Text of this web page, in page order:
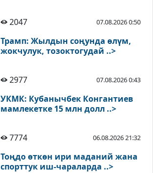
2047 07.08.2026 0:50
Трамп: Жылдын соңунда өлүм,
жокчулук, тозоктогудай ..>
2977 07.08.2026 0:43
УКМК: Кубанычбек Конгантиев
мамлекетке 15 млн долл ..>
7774 06.08.2026 21:32
Тоңдо өткөн ири маданий жана
спорттук иш-чараларда ..>